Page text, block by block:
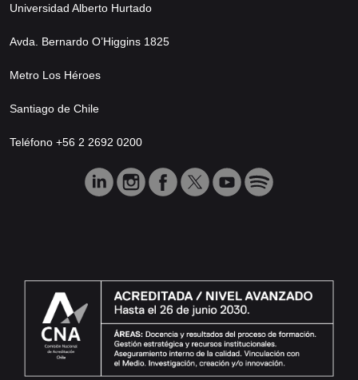
Universidad Alberto Hurtado
Avda. Bernardo O’Higgins 1825
Metro Los Héroes
Santiago de Chile
Teléfono +56 2 2692 0200